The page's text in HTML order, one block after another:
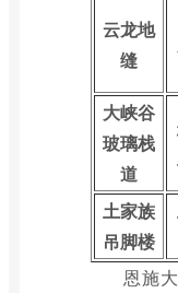
云龙地
缝
大峡谷
玻璃栈
道
土家族
吊脚楼
恩施